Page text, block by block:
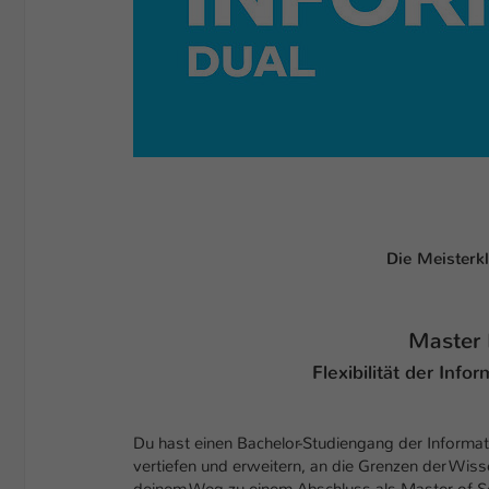
Die
Master
Flexibilität der
Du hast einen Bachelor-Studiengang der
vertiefen und erweitern, an die Grenzen der